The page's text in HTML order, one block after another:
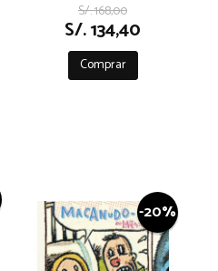
S/. 168,00
S/. 134,40
Comprar
-20%